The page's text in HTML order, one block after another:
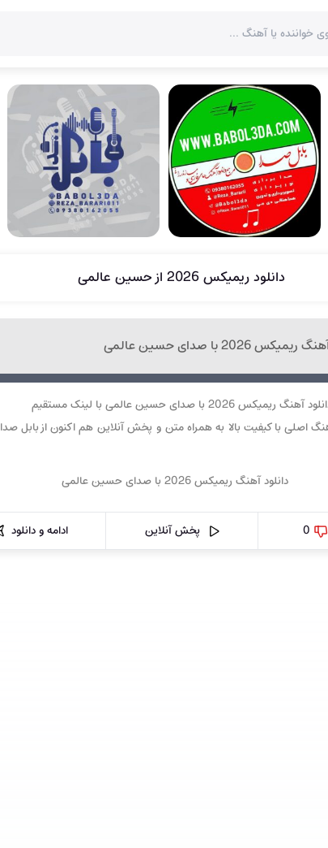
دانلود ریمیکس 2026 از حسین عالمی
2026 با صدای حسین عالمی
آهنگ ریمیکس 2026 با صدای حسین عالمی با لینک مستقیم
اصلی با کیفیت بالا به همراه متن و پخش آنلاین هم اکنون از بابل صدا
0 پخش آنلاین ادامه و دانلود